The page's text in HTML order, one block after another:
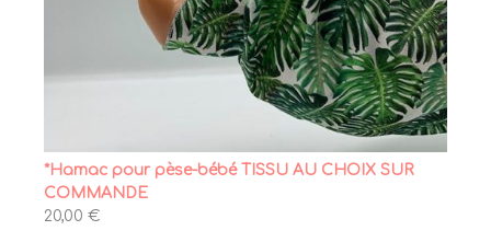
*Hamac pour pèse-bébé TISSU AU CHOIX SUR
COMMANDE
20,00 €